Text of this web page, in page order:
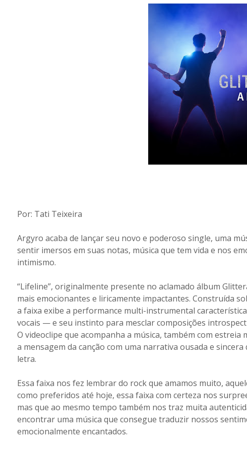
Por: Tati Teixeira
Argyro acaba de lançar seu novo e poderoso single, uma
sentir imersos em suas notas, música que tem vida e nos
intimismo.
“Lifeline”, originalmente presente no aclamado álbum
mais emocionantes e liricamente impactantes. Construída
a faixa exibe a performance multi-instrumental
vocais — e seu instinto para mesclar composições
O videoclipe que acompanha a música, também com
a mensagem da canção com uma narrativa ousada e
letra.
Essa faixa nos fez lembrar do rock que amamos muito,
como preferidos até hoje, essa faixa com certeza nos
mas que ao mesmo tempo também nos traz muita
encontrar uma música que consegue traduzir nossos
emocionalmente encantados.